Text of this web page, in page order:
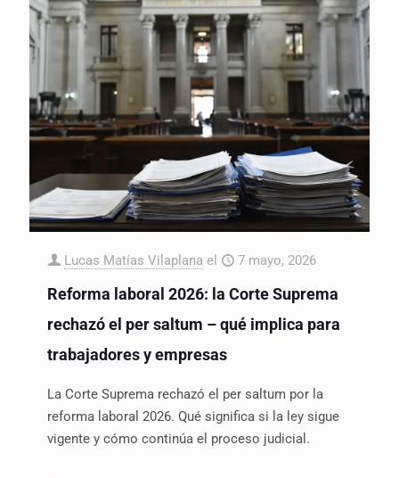
Lucas Matías Vilaplana el 7 mayo, 2026
Reforma laboral 2026: la Corte Suprema
rechazó el per saltum – qué implica para
trabajadores y empresas
La Corte Suprema rechazó el per saltum por la
reforma laboral 2026. Qué significa si la ley sigue
vigente y cómo continúa el proceso judicial.